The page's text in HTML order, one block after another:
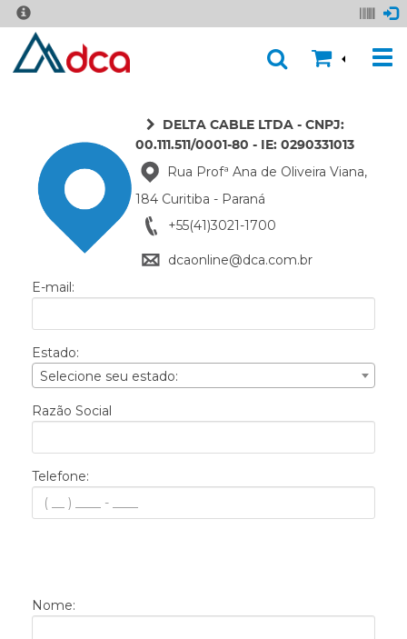
DELTA CABLE LTDA - CNPJ:
00.111.511/0001-80 - IE: 0290331013
Rua Profª Ana de Oliveira Viana,
184 Curitiba - Paraná
+55(41)3021-1700
dcaonline@dca.com.br
E-mail:
Estado:
Selecione seu estado:
Razão Social
Telefone:
Nome: